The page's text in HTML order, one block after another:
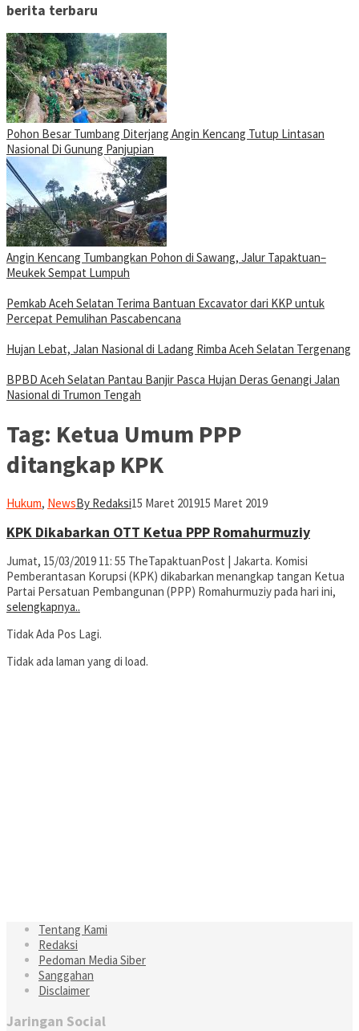
berita terbaru
Pohon Besar Tumbang Diterjang Angin Kencang Tutup Lintasan
Nasional Di Gunung Panjupian
Angin Kencang Tumbangkan Pohon di Sawang, Jalur Tapaktuan–
Meukek Sempat Lumpuh
Pemkab Aceh Selatan Terima Bantuan Excavator dari KKP untuk
Percepat Pemulihan Pascabencana
Hujan Lebat, Jalan Nasional di Ladang Rimba Aceh Selatan Tergenang
BPBD Aceh Selatan Pantau Banjir Pasca Hujan Deras Genangi Jalan
Nasional di Trumon Tengah
Tag: Ketua Umum PPP
ditangkap KPK
Hukum, NewsBy Redaksi15 Maret 201915 Maret 2019
KPK Dikabarkan OTT Ketua PPP Romahurmuziy
Jumat, 15/03/2019 11: 55 TheTapaktuanPost | Jakarta. Komisi
Pemberantasan Korupsi (KPK) dikabarkan menangkap tangan Ketua
Partai Persatuan Pembangunan (PPP) Romahurmuziy pada hari ini,
selengkapnya..
Tidak Ada Pos Lagi.
Tidak ada laman yang di load.
Tentang Kami
Redaksi
Pedoman Media Siber
Sanggahan
Disclaimer
Jaringan Social